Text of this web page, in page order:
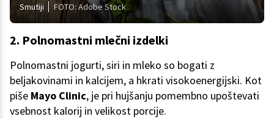
Smutiji FOTO: Adobe Stock
2. Polnomastni mlečni izdelki
Polnomastni jogurti, siri in mleko so bogati z
beljakovinami in kalcijem, a hkrati visokoenergijski. Kot
piše Mayo Clinic, je pri hujšanju pomembno upoštevati
vsebnost kalorij in velikost porcije.